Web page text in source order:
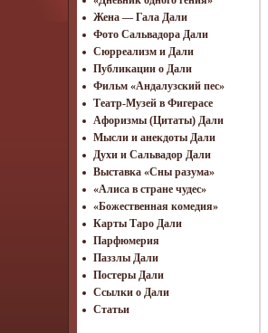
Жена — Гала Дали
Фото Сальвадора Дали
Cюрреализм и Дали
Публикации о Дали
Фильм «Андалузский пес»
Театр-Музей в Фигерасе
Афоризмы (Цитаты) Дали
Мысли и анекдоты Дали
Духи и Сальвадор Дали
Выставка «Сны разума»
«Алиса в стране чудес»
«Божественная комедия»
Карты Таро Дали
Парфюмерия
Паззлы Дали
Постеры Дали
Ссылки о Дали
Статьи